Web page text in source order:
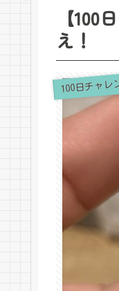
【
え！
100日チャレ